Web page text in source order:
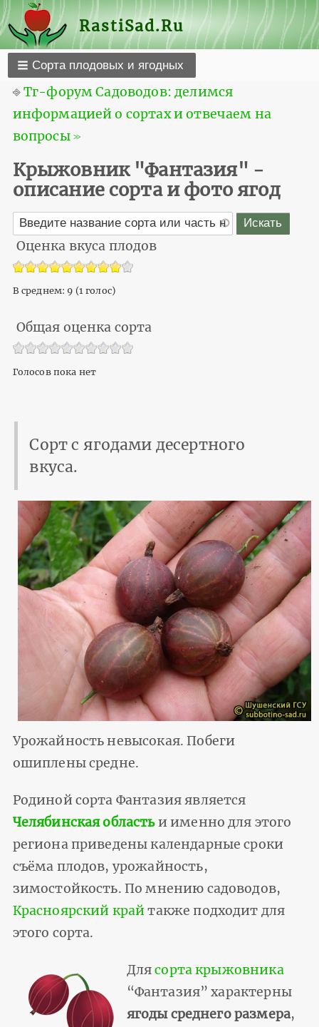
RastiSad.Ru
Сорта плодовых и ягодных
⎆Тг-форум Садоводов: делимся
информацией о сортах и отвечаем на
вопросы ≫
Крыжовник "Фантазия" -
описание сорта и фото ягод
Оценка вкуса плодов
В среднем: 9 (1голос)
Общая оценка сорта
Голосов пока нет
Сорт с ягодами десертного
вкуса.
Урожайность невысокая. Побеги
ошиплены средне.
Родиной сорта Фантазия является
Челябинская областьи именно для этого
региона приведены календарные сроки
съёма плодов, урожайность,
зимостойкость. По мнению садоводов,
Красноярский крайтакже подходит для
этого сорта.
Длясорта крыжовника
“Фантазия” характерны
ягоды среднего размера,